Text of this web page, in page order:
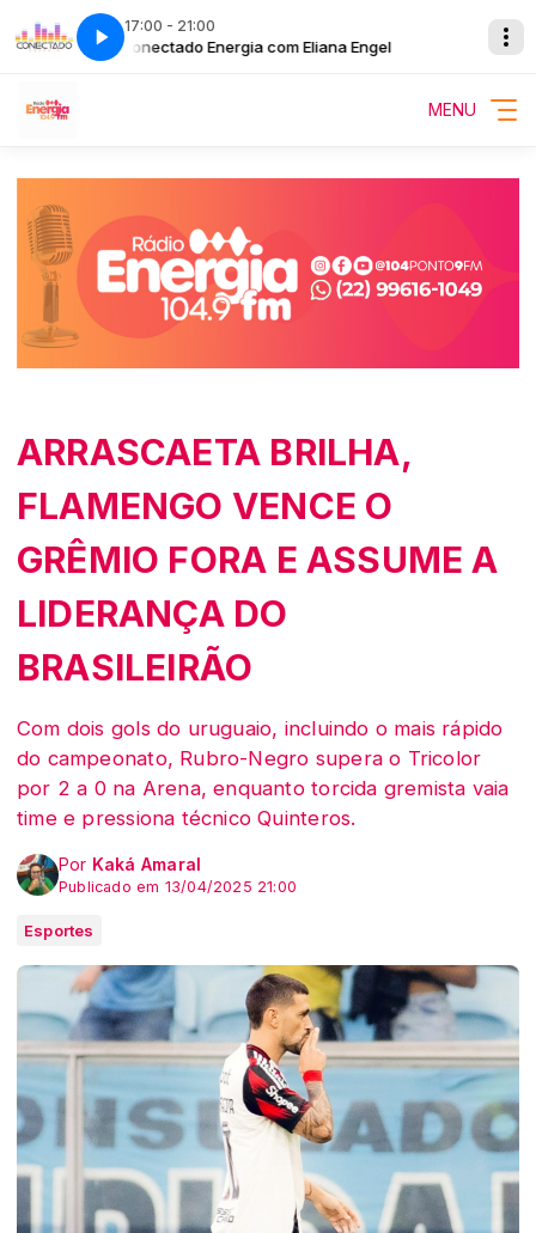
17:00 - 21:00
Conectado Energia com Eliana Engel
MENU
ARRASCAETA BRILHA,
FLAMENGO VENCE O
GRÊMIO FORA E ASSUME A
LIDERANÇA DO
BRASILEIRÃO
Com dois gols do uruguaio, incluindo o mais rápido
do campeonato, Rubro-Negro supera o Tricolor
por 2 a 0 na Arena, enquanto torcida gremista vaia
time e pressiona técnico Quinteros.
Por Kaká Amaral
Publicado em 13/04/2025 21:00
Esportes